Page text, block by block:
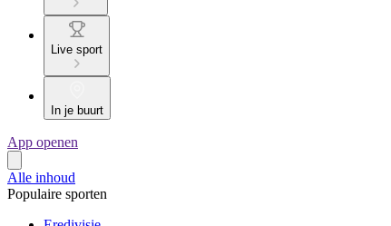
Live sport
In je buurt
App openen
Alle inhoud
Populaire sporten